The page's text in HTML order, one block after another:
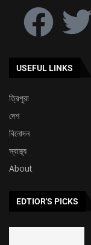
USEFUL LINKS
ত্রিপুরা
দেশ
বিনোদন
স্বাস্থ্য
About
EDTIOR'S PICKS